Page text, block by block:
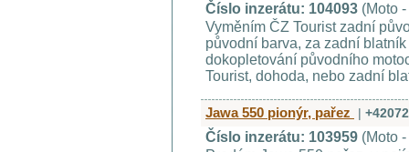
Číslo inzerátu: 104093 (Moto
Vyměním ČZ Tourist zadní
původní barva, za zadní
dokopletování původního
Tourist, dohoda, nebo zadní
Jawa 550 pionýr, pařez |
Číslo inzerátu: 103959 (Moto